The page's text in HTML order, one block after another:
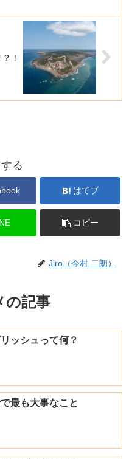
！
る
はてブ
コピー
Jiro（今村 二朗）
の記事
ッシュって何？
最も大事なこと